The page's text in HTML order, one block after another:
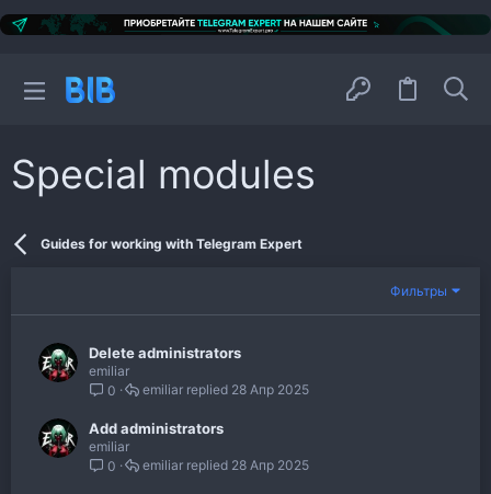
Special modules
Guides for working with Telegram Expert
Фильтры
Delete administrators
emiliar
0
28 Апр 2025
emiliar
Add administrators
emiliar
0
28 Апр 2025
emiliar